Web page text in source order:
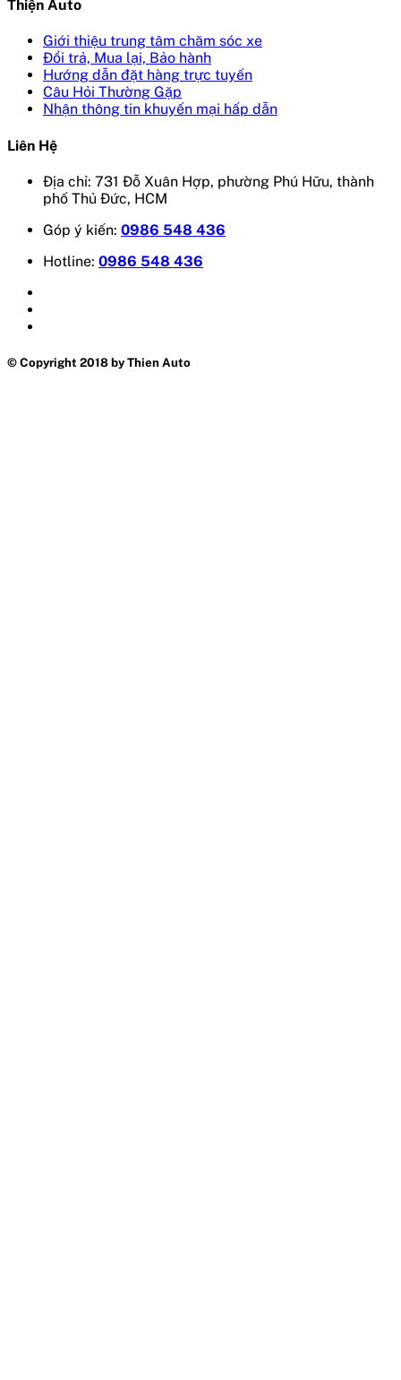
Thiện Auto
Giới thiệu trung tâm chăm sóc xe
Đổi trả, Mua lại, Bảo hành
Hướng dẫn đặt hàng trực tuyến
Câu Hỏi Thường Gặp
Nhận thông tin khuyến mại hấp dẫn
Liên Hệ
Địa chỉ: 731 Đỗ Xuân Hợp, phường Phú Hữu, thành
phố Thủ Đức, HCM
Góp ý kiến: 0986 548 436
Hotline: 0986 548 436
© Copyright 2018 by Thien Auto